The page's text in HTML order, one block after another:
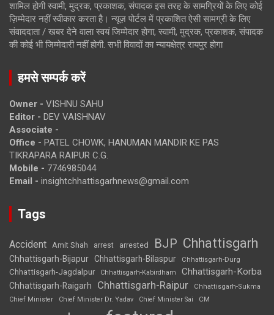
शामिल होगी स्वामी, मुद्रक, प्रकाशक, संपादक इस तरह के सामग्रियों के लिए कोई
ज़िम्मेदार नहीं स्वीकार करता है। न्यूज़ पोर्टल में प्रकाशित ऐसी सामग्री के लिए
संवाददाता / खबर देने वाला स्वयं जिम्मेदार होगा, स्वामी, मुद्रक, प्रकाशक, संपादक
की कोई भी जिम्मेदारी नहीं होगी. सभी विवादों का न्यायक्षेत्र रायपुर होगा
हमसे सम्पर्क करें
Owner - VISHNU SAHU
Editor - DEV VAISHNAV
Associate -
Office - PATEL CHOWK, HANUMAN MANDIR KE PAS
TIKRAPARA RAIPUR C.G.
Mobile - 7746985044
Email - insightchhattisgarhnews@gmail.com
Tags
Accident Amit Shah arrest arrested BJP Chhattisgarh
Chhattisgarh-Bijapur Chhattisgarh-Bilaspur Chhattisgarh-Durg
Chhattisgarh-Jagdalpur Chhattisgarh-Kabirdham Chhattisgarh-Korba
Chhattisgarh-Raigarh Chhattisgarh-Raipur
Chhattisgarh-Sukma
Chief Minister
Chief Minister Dr. Yadav Chief Minister Sai CM